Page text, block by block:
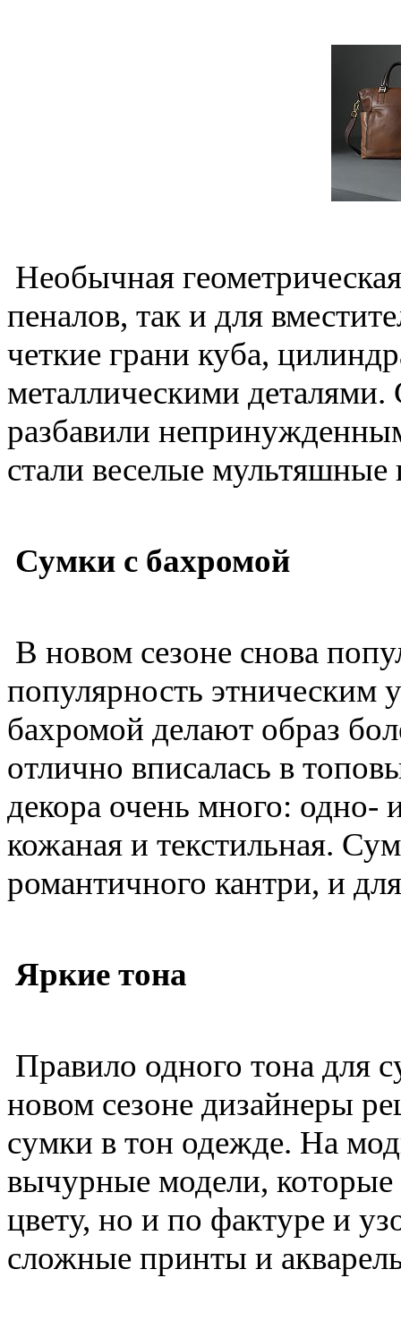
Необычная
пеналов, так и для
четкие грани куба,
металлическими деталями.
разбавили
стали веселые
Сумки с бахромой
В новом сезоне снова
популярность этническим
бахромой делают образ
отлично вписалась в
декора очень много: одно-
кожаная и текстильная.
романтичного кантри, и
Яркие тона
Правило одного тона для
новом сезоне дизайнеры
сумки в тон одежде. На
вычурные модели, которые
цвету, но и по фактуре и
сложные принты и